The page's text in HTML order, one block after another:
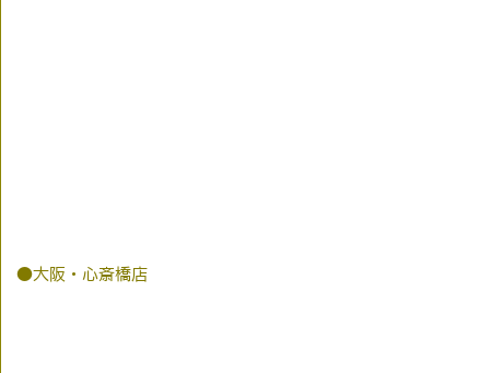
●大阪・心斎橋店